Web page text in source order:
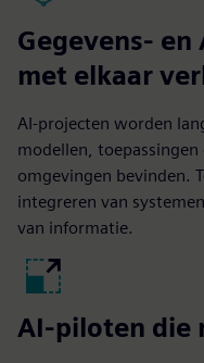
Gegevens-
met elkaar
AI-projecten worden
modellen,
omgevingen bevinden.
integreren van
van informatie.
AI-piloten die